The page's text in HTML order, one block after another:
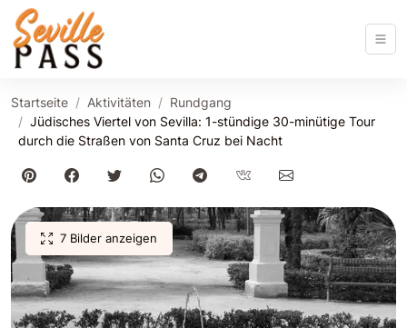
Startseite Aktivitäten
Rundgang
Jüdisches Viertel von Sevilla: 1-stündige 30-minütige Tour
durch die Straßen von Santa Cruz bei Nacht
7 Bilder anzeigen